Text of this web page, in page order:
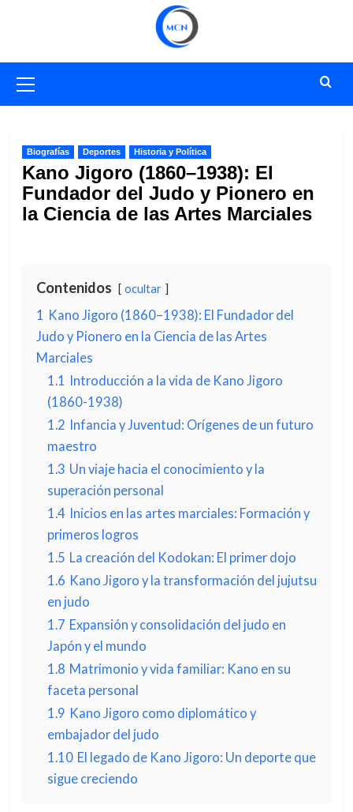
primario
Biografías Deportes Historia y Política
Kano Jigoro (1860–1938): El
Fundador del Judo y Pionero en
la Ciencia de las Artes Marciales
Contenidos ocultar
1 Kano Jigoro (1860–1938): El Fundador del
Judo y Pionero en la Ciencia de las Artes
Marciales
1.1 Introducción a la vida de Kano Jigoro
(1860-1938)
1.2 Infancia y Juventud: Orígenes de un futuro
maestro
1.3 Un viaje hacia el conocimiento y la
superación personal
1.4 Inicios en las artes marciales: Formación y
primeros logros
1.5 La creación del Kodokan: El primer dojo
1.6 Kano Jigoro y la transformación del jujutsu
en judo
1.7 Expansión y consolidación del judo en
Japón y el mundo
1.8 Matrimonio y vida familiar: Kano en su
faceta personal
1.9 Kano Jigoro como diplomático y
embajador del judo
1.10 El legado de Kano Jigoro: Un deporte que
sigue creciendo